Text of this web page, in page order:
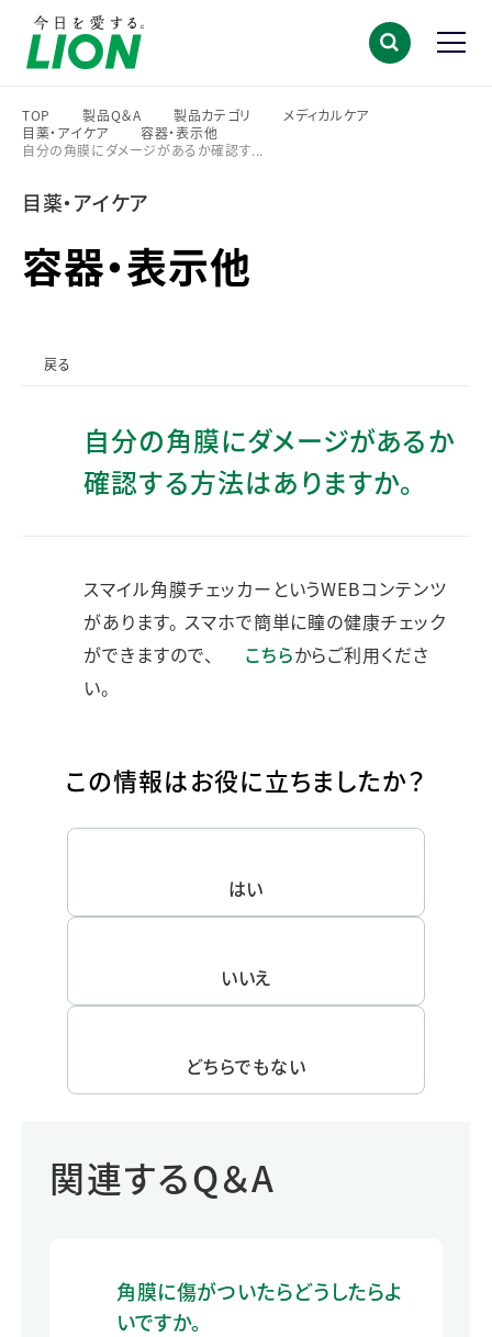
TOP
>
製品Q＆A
>
製品カテゴリ
メディカルケア
目薬・アイケア
>
容器・表示他
>
自分の角膜にダメージがあるか確認す...
目薬・アイケア
容器・表示他
戻る
自分の角膜にダメージがあるか
確認する方法はありますか。
スマイル角膜チェッカーというWEBコンテンツ
があります。 スマホで簡単に瞳の健康チェック
ができますので、
こちらからご利用くださ
い。
この情報はお役に立ちましたか？
はい
いいえ
どちらでもない
関連するQ＆A
角膜に傷がついたらどうしたらよ
いですか。